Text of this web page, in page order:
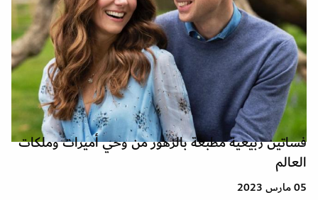
فساتين ربيعية مطبعة بالزهور من وحي أميرات وملكات
العالم
05 مارس 2023